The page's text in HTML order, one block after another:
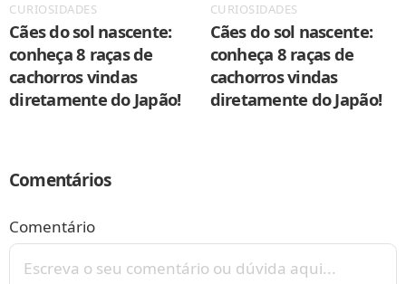
CURIOSIDADES
Cães do sol nascente:
conheça 8 raças de
cachorros vindas
diretamente do Japão!
CURIOSIDADES
Cães do sol nascente:
conheça 8 raças de
cachorros vindas
diretamente do Japão!
Comentários
Comentário